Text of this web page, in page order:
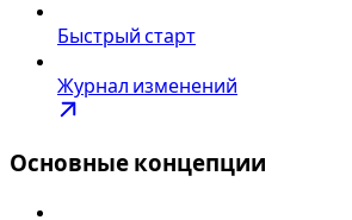
Быстрый старт
Журнал изменений
Основные концепции